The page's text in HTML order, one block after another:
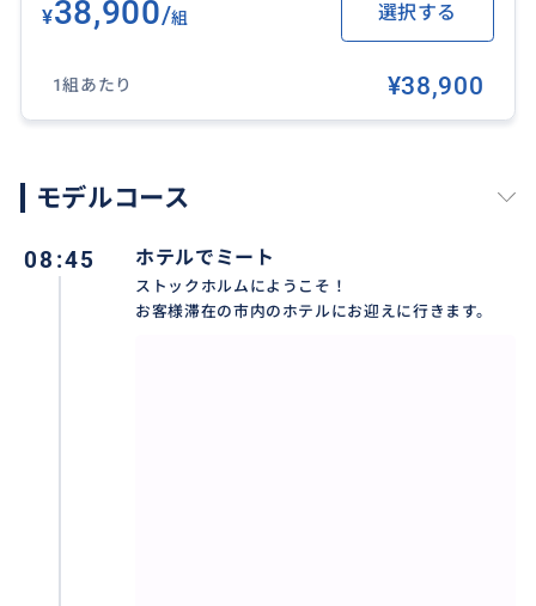
・王立オペラ座、国会議事堂、グランドホテル、王立
す。
◎印は入場です。
≪オプショナル≫
ミートボールランチ
空港ピックアップ
喫茶店で休憩
¥38,900/組 選択する
1組あたり ¥38,900
モデルコース
08:45 ホテルでミート
ストックホルムにようこそ！
お客様滞在の市内のホテルにお迎えに行きます。